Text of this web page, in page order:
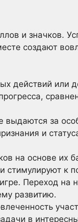
и значков.
создают
действий или
выдаются за
и
на основе их
стимулируют к
Переход на
развитию.
в